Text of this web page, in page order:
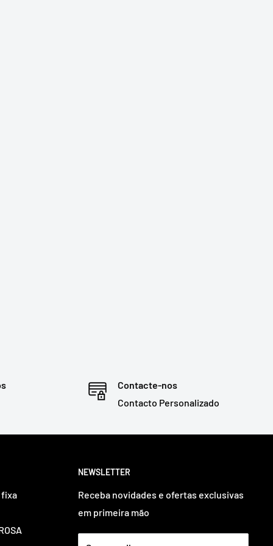
Contacte-nos
Contacto Personalizado
fixa
NEWSLETTER
Receba novidades e ofertas exclusivas
em primeira mão